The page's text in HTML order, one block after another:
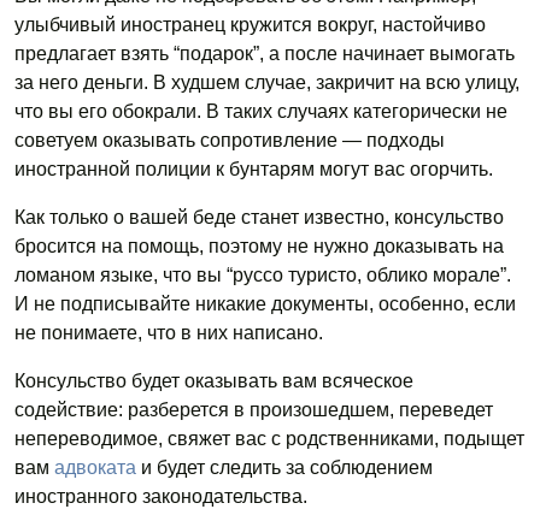
улыбчивый иностранец кружится вокруг, настойчиво
предлагает взять “подарок”, а после начинает вымогать
за него деньги. В худшем случае, закричит на всю улицу,
что вы его обокрали. В таких случаях категорически не
советуем оказывать сопротивление — подходы
иностранной полиции к бунтарям могут вас огорчить.
Как только о вашей беде станет известно, консульство
бросится на помощь, поэтому не нужно доказывать на
ломаном языке, что вы “руссо туристо, облико морале”.
И не подписывайте никакие документы, особенно, если
не понимаете, что в них написано.
Консульство будет оказывать вам всяческое
содействие: разберется в произошедшем, переведет
непереводимое, свяжет вас с родственниками, подыщет
вам адвоката и будет следить за соблюдением
иностранного законодательства.